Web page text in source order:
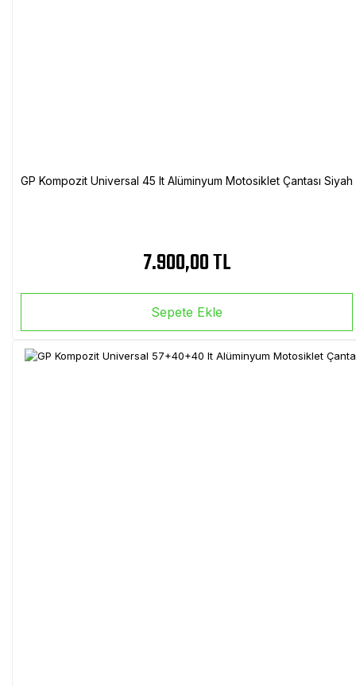
GP Kompozit Universal 45 lt Alüminyum Motosiklet Çantası Siyah
7.900,00 TL
Sepete Ekle